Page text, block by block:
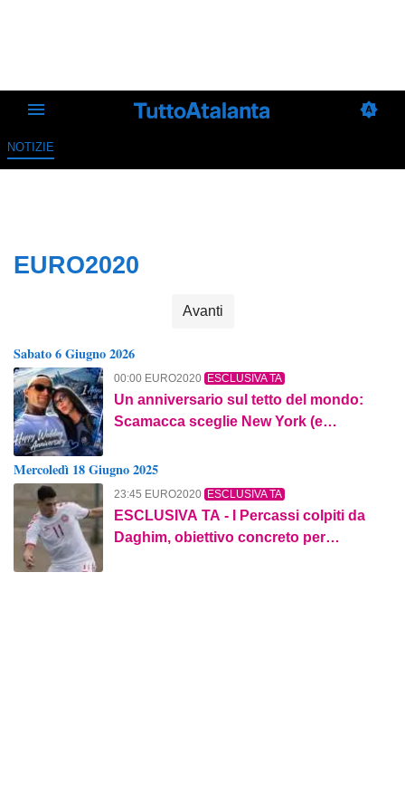
NOTIZIE
EURO2020
Avanti
Sabato 6 Giugno 2026
00:00 EURO2020 ESCLUSIVA TA
Un anniversario sul tetto del mondo:
Scamacca sceglie New York (e
Mercoledì 18 Giugno 2025
23:45 EURO2020 ESCLUSIVA TA
ESCLUSIVA TA - I Percassi colpiti da
Daghim, obiettivo concreto per